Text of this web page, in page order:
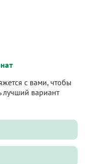
с вами, чтобы
лучший вариант